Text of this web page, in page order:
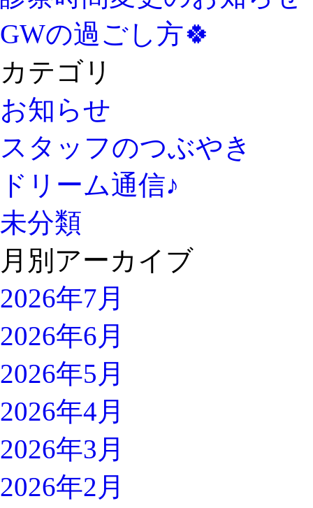
GWの過ごし方🍀
カテゴリ
お知らせ
スタッフのつぶやき
ドリーム通信♪
未分類
月別アーカイブ
2026年7月
2026年6月
2026年5月
2026年4月
2026年3月
2026年2月